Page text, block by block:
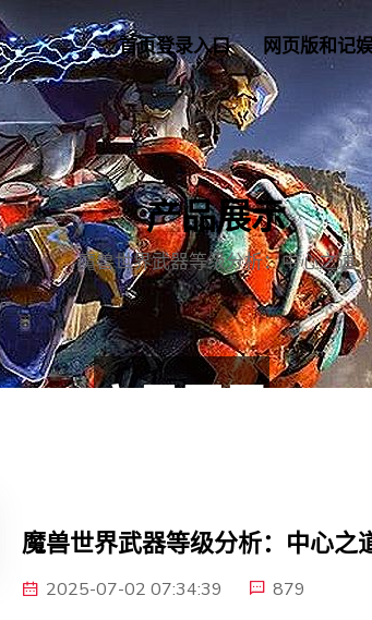
首页登录入口 网页版和记
产品展示
魔兽世界武器等级分析：中心之道
魔兽世界武器等级分析：中心之
2025-07-02 07:34:39 879